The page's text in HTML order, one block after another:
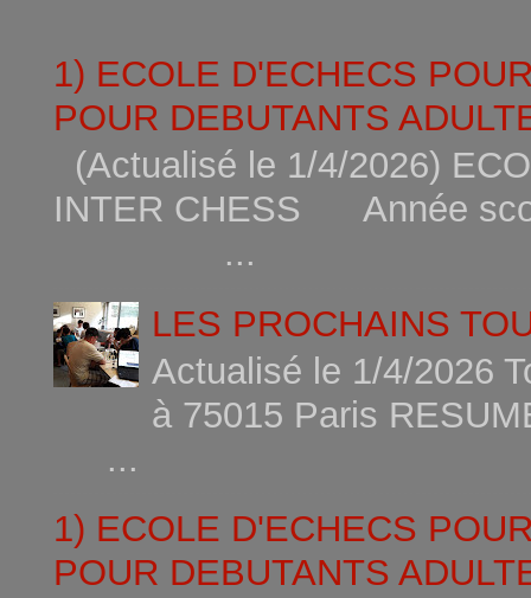
1) ECOLE D'ECHECS
POUR DEBUTANTS
(Actualisé le 1/4/2026)
INTER CHESS Année
...
LES PROCHAINS
Actualisé le 1/4/2026
à 75015
...
1) ECOLE D'ECHECS
POUR DEBUTANTS